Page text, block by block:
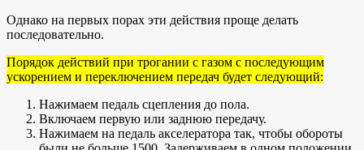
Однако на первых порах эти действия проще делать
последовательно.
Порядок действий при трогании с газом с последующим
ускорением и переключением передач будет следующий:
Нажимаем педаль сцепления до пола.
Включаем первую или заднюю передачу.
Нажимаем на педаль акселератора так, чтобы обороты